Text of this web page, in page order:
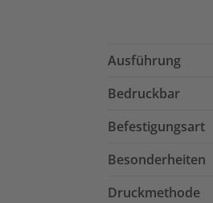
Ausführung
Bedruckbar
Befestigungsart
Besonderheiten
Druckmethode